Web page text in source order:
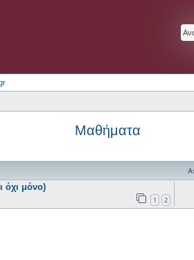
Μαθήματα
όχι μόνο)
1 2